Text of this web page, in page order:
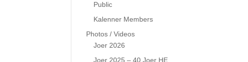
Public
Kalenner Members
Photos / Videos
Joer 2026
Joer 2025 – 40 Joer HE